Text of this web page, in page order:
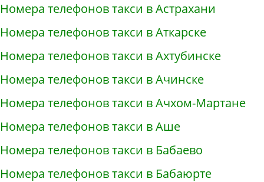
Номера телефонов такси в Астрахани
Номера телефонов такси в Аткарске
Номера телефонов такси в Ахтубинске
Номера телефонов такси в Ачинске
Номера телефонов такси в Ачхом-Мартане
Номера телефонов такси в Аше
Номера телефонов такси в Бабаево
Номера телефонов такси в Бабаюрте